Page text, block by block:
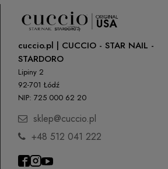
cuccio.pl | CUCCIO - STAR NAIL -
STARDORO
Lipiny 2
92-701 Łódź
NIP: 725 000 62 20
sklep@cuccio.pl
+48 512 041 222